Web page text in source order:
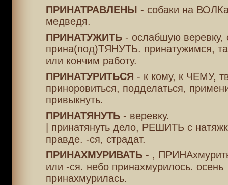
ПРИНАТРАВЛЕНЫ - собаки на
медведя.
ПРИНАТУЖИТЬ- ослабшую веревку,
прина(под)ТЯНУТЬ. принатужимся,
или кончим работу.
ПРИНАТУРИТЬСЯ - к кому, к ЧЕМУ,
приноровиться, подделаться,
привыкнуть.
ПРИНАТЯНУТЬ- веревку.
| принатянуть дело, РЕШИТЬ с
правде. -ся, страдат.
ПРИНАХМУРИВАТЬ- ,
или -ся. небо принахмурилось. осень
принахмурилась.